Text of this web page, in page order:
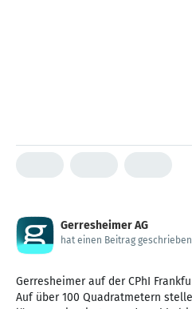
Gerresheimer AG
hat einen Beitrag geschrieben
Gerresheimer auf der CPhI
Auf über 100 Quadratmetern